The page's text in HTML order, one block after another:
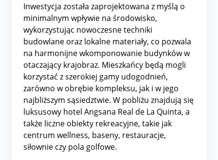
Inwestycja została zaprojektowana z myślą o
minimalnym wpływie na środowisko,
wykorzystując nowoczesne techniki
budowlane oraz lokalne materiały, co pozwala
na harmonijne wkomponowanie budynków w
otaczający krajobraz. Mieszkańcy będą mogli
korzystać z szerokiej gamy udogodnień,
zarówno w obrębie kompleksu, jak i w jego
najbliższym sąsiedztwie. W pobliżu znajdują się
luksusowy hotel Angsana Real de La Quinta, a
także liczne obiekty rekreacyjne, takie jak
centrum wellness, baseny, restauracje,
siłownie czy pola golfowe.